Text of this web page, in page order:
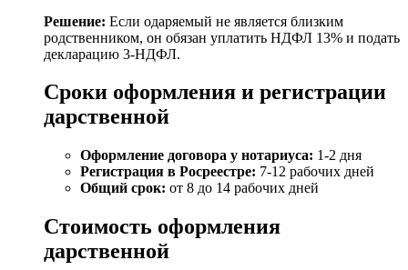
Решение: Если одаряемый не является близким
родственником, он обязан уплатить НДФЛ 13% и подать
декларацию 3-НДФЛ.
Сроки оформления и регистрации
дарственной
Оформление договора у нотариуса: 1-2 дня
Регистрация в Росреестре: 7-12 рабочих дней
Общий срок: от 8 до 14 рабочих дней
Стоимость оформления
дарственной